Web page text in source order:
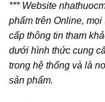
*** Website
phẩm trên Online,
cấp thông tin tham
dưới hình thức cung
trong hệ thống và là
sản phẩm.